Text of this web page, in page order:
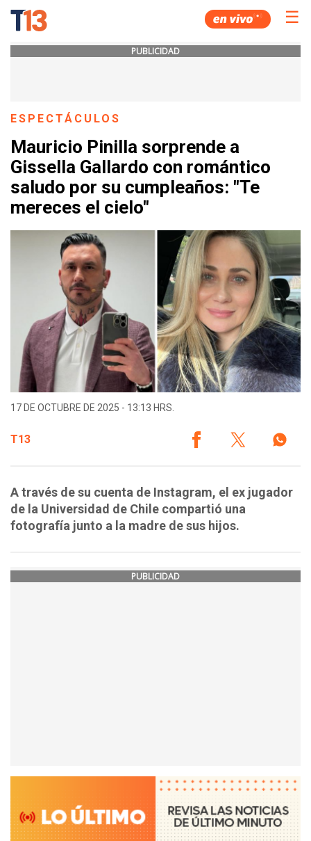
☰
PUBLICIDAD
ESPECTÁCULOS
Mauricio Pinilla sorprende a
Gissella Gallardo con romántico
saludo por su cumpleaños: "Te
mereces el cielo"
17 DE OCTUBRE DE 2025 - 13:13 HRS.
T13
A través de su cuenta de Instagram, el ex jugador
de la Universidad de Chile compartió una
fotografía junto a la madre de sus hijos.
PUBLICIDAD